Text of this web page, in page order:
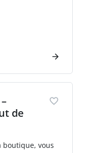
de
boutique, vous